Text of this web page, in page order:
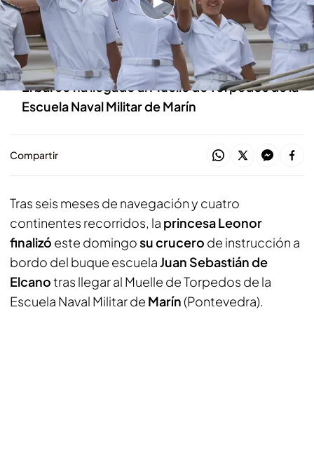
La princesa Leonor ha finalizado este domingo
su crucero de instrucción a bordo del buque
escuela Juan Sebastián de Elcano
El barco ha llegado al Muelle de Torpedos de la
Escuela Naval Militar de Marín
Compartir
Tras seis meses de navegación y cuatro
continentes recorridos, la princesa Leonor
finalizó este domingosu crucero de instrucción a
bordo del buque escuelaJuan Sebastián de
Elcanotras llegar al Muelle de Torpedos de la
Escuela Naval Militar de Marín(Pontevedra).